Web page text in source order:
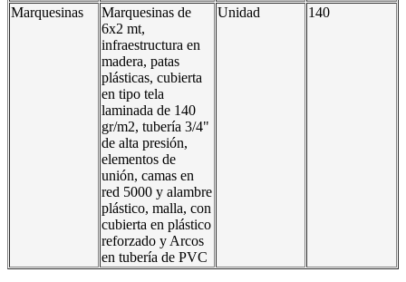
Marquesinas
Marquesinas de
6x2 mt,
infraestructura en
madera, patas
plásticas, cubierta
en tipo tela
laminada de 140
gr/m2, tubería 3/4"
de alta presión,
elementos de
unión, camas en
red 5000 y alambre
plástico, malla, con
cubierta en plástico
reforzado y Arcos
en tubería de PVC
Unidad 140